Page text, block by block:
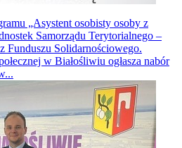
„Asystent osobisty osoby z
Samorządu Terytorialnego –
Funduszu Solidarnościowego.
w Białośliwiu ogłasza nabór